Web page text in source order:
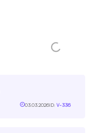
03.03.2026ID: V-336